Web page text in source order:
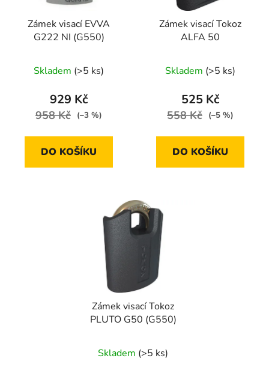
Zámek visací EVVA
G222 NI (G550)
Skladem (>5 ks)
929 Kč
958 Kč (–3 %)
DO KOŠÍKU
Zámek visací Tokoz
ALFA 50
Skladem (>5 ks)
525 Kč
558 Kč (–5 %)
DO KOŠÍKU
Zámek visací Tokoz
PLUTO G50 (G550)
Skladem (>5 ks)